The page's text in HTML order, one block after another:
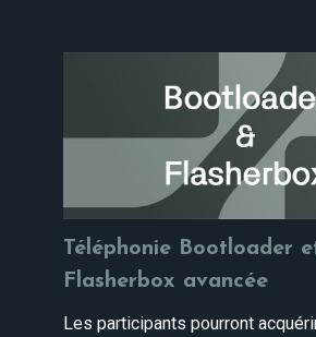
Téléphonie Bootloader
Flasherbox avancée
Les participants pourront